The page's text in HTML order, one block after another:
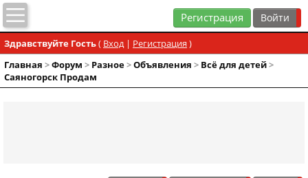
Регистрация
Здравствуйте Гость( Вход| Регистрация )
Главная >Форум > Разное>Объявления > Всё для детей>
Саяногорск Продам